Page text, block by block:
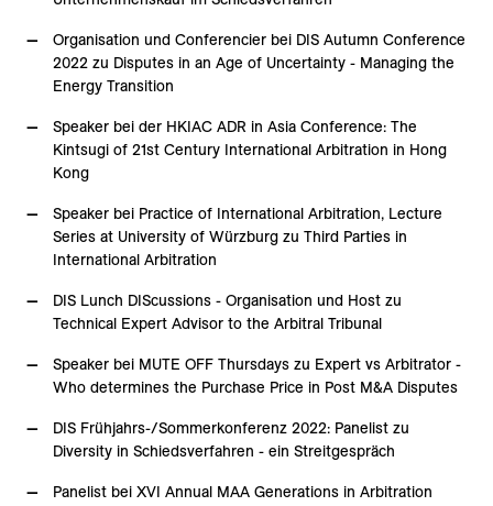
Organisation und Conferencier bei DIS Autumn Conference
2022 zu Disputes in an Age of Uncertainty - Managing the
Energy Transition
Speaker bei der HKIAC ADR in Asia Conference: The
Kintsugi of 21st Century International Arbitration in Hong
Kong
Speaker bei Practice of International Arbitration, Lecture
Series at University of Würzburg zu Third Parties in
International Arbitration
DIS Lunch DIScussions - Organisation und Host zu
Technical Expert Advisor to the Arbitral Tribunal
Speaker bei MUTE OFF Thursdays zu Expert vs Arbitrator -
Who determines the Purchase Price in Post M&A Disputes
DIS Frühjahrs-/Sommerkonferenz 2022: Panelist zu
Diversity in Schiedsverfahren - ein Streitgespräch
Panelist bei XVI Annual MAA Generations in Arbitration